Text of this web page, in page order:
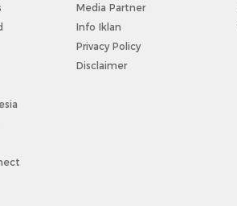
Media Partner
Info Iklan
Privacy Policy
Disclaimer